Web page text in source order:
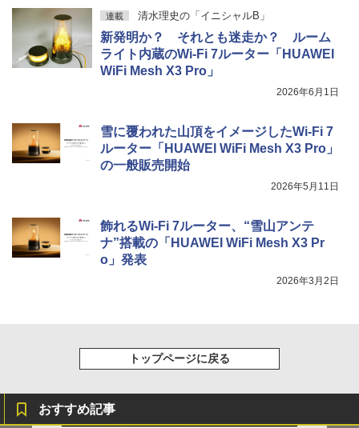
連載 清水理史の「イニシャルB」
新発明か？ それとも迷走か？ ルーム
ライト内蔵のWi-Fi 7ルーター「HUAWEI
WiFi Mesh X3 Pro」
2026年6月1日
雪に覆われた山頂をイメージしたWi-Fi 7
ルーター「HUAWEI WiFi Mesh X3 Pro」
の一般販売開始
2026年5月11日
飾れるWi-Fi 7ルーター、“雪山アンテ
ナ”搭載の「HUAWEI WiFi Mesh X3 Pr
o」発表
2026年3月2日
トップページに戻る
おすすめ記事